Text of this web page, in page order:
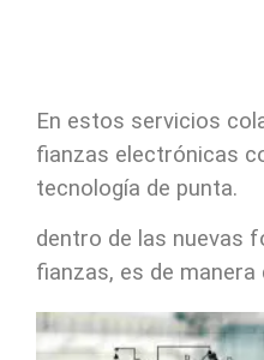
En estos servicios
fianzas electrónicas
tecnología de punta.
dentro de las nuevas
fianzas, es de